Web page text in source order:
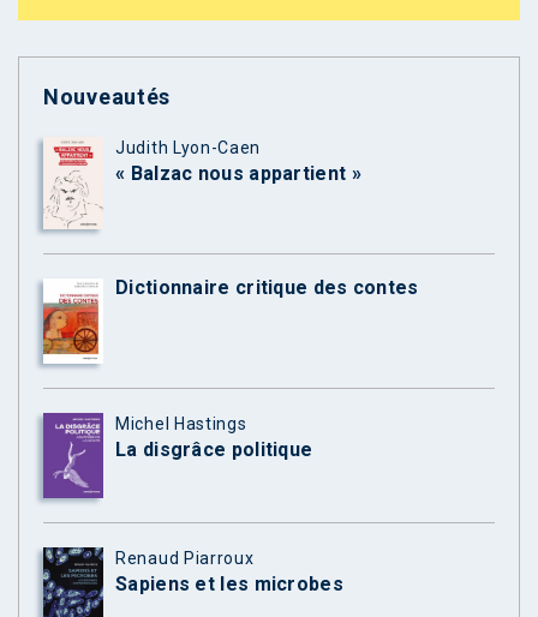
Nouveautés
Judith Lyon-Caen
« Balzac nous appartient »
Dictionnaire critique des contes
Michel Hastings
La disgrâce politique
Renaud Piarroux
Sapiens et les microbes